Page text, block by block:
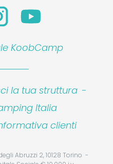
KoobCamp
la tua struttura -
Italia
clienti
Abruzzi 2, 10128 Torino